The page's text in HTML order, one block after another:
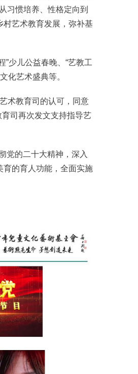
习惯培养、性格定向到
村艺术教育发展，弥补基
少儿公益春晚、“艺教工
化艺术盛典等。
术教育司的认可，同意
司再次发文支持指导艺
党的二十大精神，深入
育的育人功能，全面实施